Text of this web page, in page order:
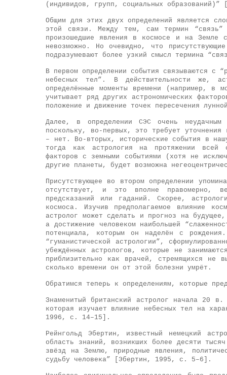
(индивидов, групп, социальных
Общим для этих двух определений является
этой связи. Между тем, сам термин “связь”
произошедшие явления в космосе и на Земле
невозможно. Но очевидно, что
подразумевают более узкий смысл термина
В первом определении события связываются с
небесных тел”. В действительности же,
определённые моменты времени (например, в
учитывает ряд других астрономических
положение и движение точек пересечения
Далее, в определении СЭС очень неудачным
поскольку, во-первых, это требует
– нет. Во-вторых, исторические события в
тогда как астрология на протяжении всей
факторов с земными событиями (хотя не
другие планеты, будет возможна
Присутствующее во втором определении
отсутствует, и это вполне правомерно,
предсказаний или гаданий. Скорее,
космоса. Изучив предполагаемое влияние
астролог может сделать и прогноз на
а достижение человеком наибольшей
потенциала, которым он наделён с
“гуманистической астрологии”,
убеждённых астрологов, которые не
приблизительно как врачей, стремящихся не
сколько времени он от этой болезни умрёт.
Обратимся теперь к определениям, которые
Знаменитый британский астролог начала 20
которая изучает влияние небесных тел на
1996, с. 14–15].
Рейнгольд Эбертин, известный немецкий
область знаний, возникших более десяти
звёзд на Землю, природные явления,
судьбу человека” [Эбертин, 1995, с. 5–6].